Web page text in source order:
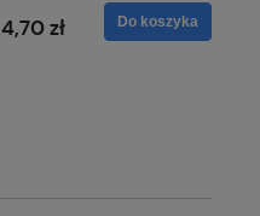
4,70 zł Do koszyka